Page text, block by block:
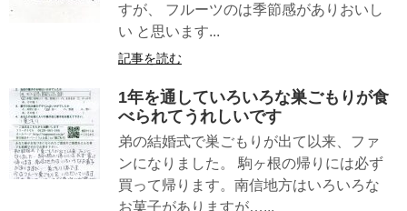
すが、 フルーツのは季節感がありおいし
い と思います...
記事を読む
1年を通していろいろな巣ごもりが食
べられてうれしいです
弟の結婚式で巣ごもりが出て以来、ファ
ンになりました。 駒ヶ根の帰りには必ず
買って帰ります。南信地方はいろいろな
お菓子がありますが…...